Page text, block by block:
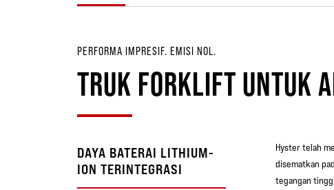
PERFORMA IMPRESIF. EMISI NOL.
TRUK FORKLIFT UNTUK
DAYA BATERAI LITHIUM-
ION TERINTEGRASI
Hyster telah
disematkan
tegangan